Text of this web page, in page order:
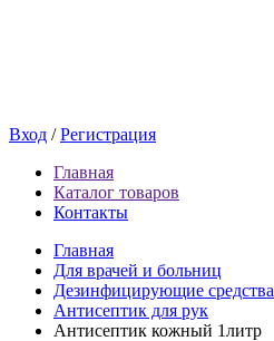
Вход /Регистрация
Главная
Каталог товаров
Контакты
Главная
Для врачей и больниц
Дезинфицирующие средства
Антисептик для рук
Антисептик кожный 1литр